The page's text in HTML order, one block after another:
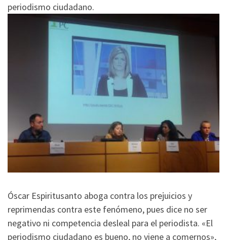
periodismo ciudadano.
Óscar Espiritusanto aboga contra los prejuicios y
reprimendas contra este fenómeno, pues dice no ser
negativo ni competencia desleal para el periodista. «El
periodismo ciudadano es bueno, no viene a comernos»,